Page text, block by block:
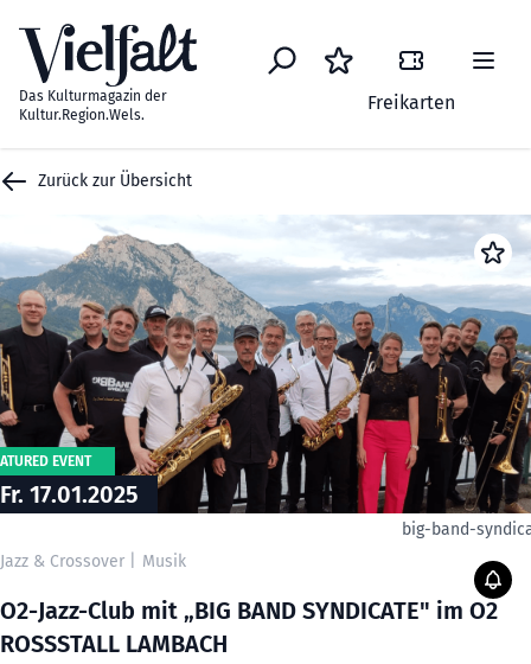
Das Kulturmagazin der
Kultur.Region.Wels.
Freikarten
Zurück zur Übersicht
EVENT
Fr. 17.01.2025
big-band-
Jazz & Crossover
Musik
O2-Jazz-Club mit „BIG BAND SYNDICATE" im O2
ROSSSTALL LAMBACH